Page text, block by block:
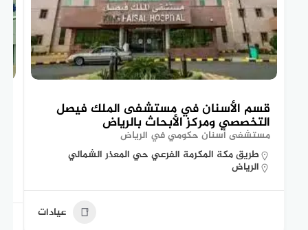
قسم الأسنان في مستشفى الملك فيصل
التخصصي ومركز الأبحاث بالرياض
مستشفى أسنان حكومي في الرياض
طريق مكة المكرمة الفرعي حي المعذر الشمالي
الرياض
عيادات